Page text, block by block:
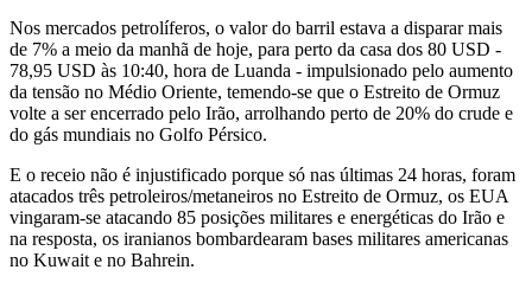
Nos mercados petrolíferos, o valor do barril estava a disparar mais
de 7% a meio da manhã de hoje, para perto da casa dos 80 USD -
78,95 USD às 10:40, hora de Luanda - impulsionado pelo aumento
da tensão no Médio Oriente, temendo-se que o Estreito de Ormuz
volte a ser encerrado pelo Irão, arrolhando perto de 20% do crude e
do gás mundiais no Golfo Pérsico.
E o receio não é injustificado porque só nas últimas 24 horas, foram
atacados três petroleiros/metaneiros no Estreito de Ormuz, os EUA
vingaram-se atacando 85 posições militares e energéticas do Irão e
na resposta, os iranianos bombardearam bases militares americanas
no Kuwait e no Bahrein.